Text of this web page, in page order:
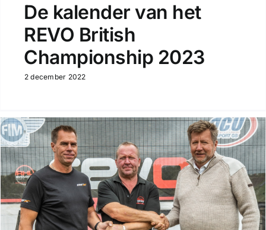
De kalender van het
REVO British
Championship 2023
2 december 2022